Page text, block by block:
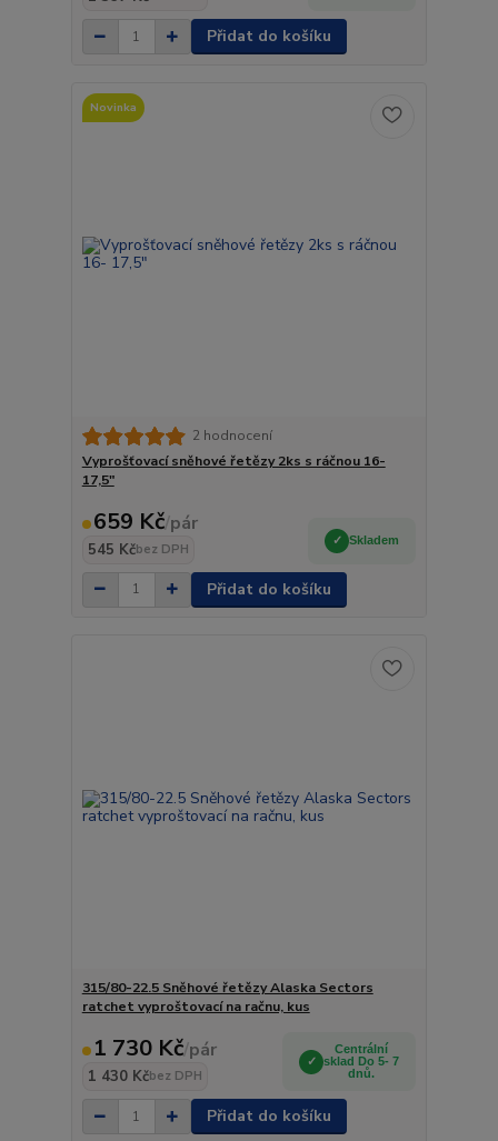
Přidat do košíku
Novinka
2 hodnocení
Vyprošťovací sněhové řetězy 2ks s ráčnou 16-
17,5"
659 Kč/pár
545 Kčbez DPH
Skladem
Přidat do košíku
315/80-22.5 Sněhové řetězy Alaska Sectors
ratchet vyproštovací na račnu, kus
1 730 Kč/pár
1 430 Kčbez DPH
Centrální
sklad Do 5- 7
dnů.
Přidat do košíku